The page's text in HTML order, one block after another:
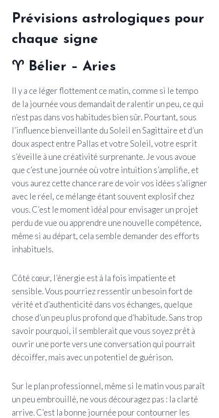
Prévisions astrologiques pour
chaque signe
♈ Bélier – Aries
Il y a ce léger flottement ce matin, comme si le tempo
de la journée vous demandait de ralentir un peu, ce qui
n’est pas dans vos habitudes bien sûr. Pourtant, sous
l’influence bienveillante du Soleil en Sagittaire et d’un
doux aspect entre Pallas et votre Soleil, votre esprit
s’éveille à une créativité surprenante. Je vous avoue
que c’est une journée où votre intuition s’amplifie, et
vous aurez cette chance rare de voir vos idées s’aligner
avec le réel, ce mélange étant souvent explosif chez
vous. C’est le moment idéal pour envisager un projet
perdu de vue ou apprendre une nouvelle compétence,
même si au départ, cela semble demander des efforts
inhabituels.
Côté cœur, l’énergie est à la fois impatiente et
sensible. Vous pourriez ressentir un besoin fort de
vérité et d’authenticité dans vos échanges, quelque
chose d’un peu plus profond que d’habitude. Sans trop
savoir pourquoi, il semblerait que vous soyez prêt à
ouvrir une porte vers une conversation qui pourrait
décoiffer, mais avec un potentiel de guérison.
Sur le plan professionnel, même si le matin vous paraît
un peu embrouillé, ne vous découragez pas : la clarté
arrive. C’est la bonne journée pour contourner les